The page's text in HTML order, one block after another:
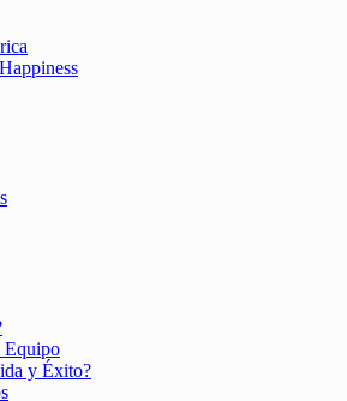
Equipo
y Éxito?